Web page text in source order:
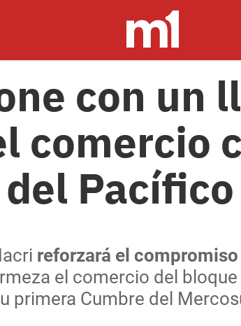
con un
comercio
Pacífico
reforzará el
el comercio del
primera Cumbre del